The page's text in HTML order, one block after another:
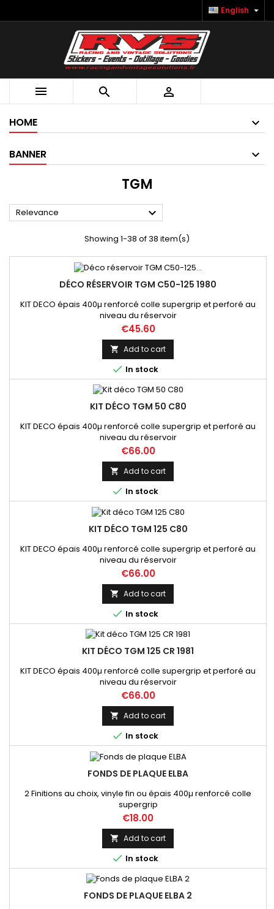
English 
  
HOME
BANNER
TGM
Relevance 
Showing 1-38 of 38 item(s)
DÉCO RÉSERVOIR TGM C50-125 1980
KIT DECO épais 400µ renforcé colle supergrip et perforé au
niveau du réservoir
Price
€45.60
 Add to cart
 In stock
KIT DÉCO TGM 50 C80
KIT DECO épais 400µ renforcé colle supergrip et perforé au
niveau du réservoir
Price
€66.00
 Add to cart
 In stock
KIT DÉCO TGM 125 C80
KIT DECO épais 400µ renforcé colle supergrip et perforé au
niveau du réservoir
Price
€66.00
 Add to cart
 In stock
KIT DÉCO TGM 125 CR 1981
KIT DECO épais 400µ renforcé colle supergrip et perforé au
niveau du réservoir
Price
€66.00
 Add to cart
 In stock
FONDS DE PLAQUE ELBA
2 Finitions au choix, vinyle fin ou épais 400µ renforcé colle
supergrip
Price
€18.00
 Add to cart
 In stock
FONDS DE PLAQUE ELBA 2